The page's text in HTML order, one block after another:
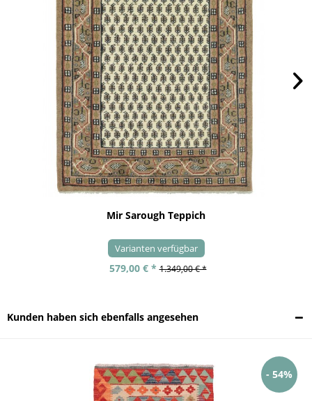
Mir Sarough Teppich
Varianten verfügbar
579,00 € * 1.349,00 € *
Kunden haben sich ebenfalls angesehen
- 54%